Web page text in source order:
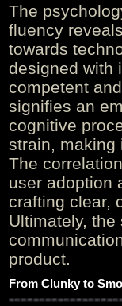
The
fluency
towards
designed with
competent
signifies an
cognitive
strain, making
The
user adoption
crafting clear,
Ultimately,
product.
From Clunky to